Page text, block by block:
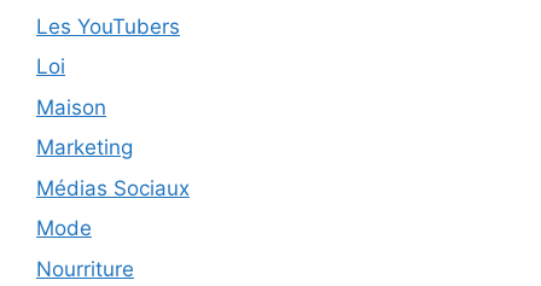
Les YouTubers
Loi
Maison
Marketing
Médias Sociaux
Mode
Nourriture